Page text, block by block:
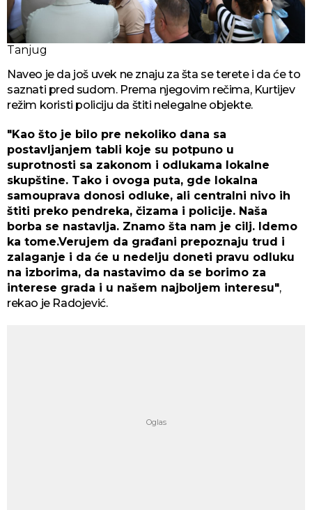
Tanjug
Naveo je da još uvek ne znaju za šta se terete i da će to
saznati pred sudom. Prema njegovim rečima, Kurtijev
režim koristi policiju da štiti nelegalne objekte.
"Kao što je bilo pre nekoliko dana sa
postavljanjem tabli koje su potpuno u
suprotnosti sa zakonom i odlukama lokalne
skupštine. Tako i ovoga puta, gde lokalna
samouprava donosi odluke, ali centralni nivo ih
štiti preko pendreka, čizama i policije. Naša
borba se nastavlja. Znamo šta nam je cilj. Idemo
ka tome.Verujem da građani prepoznaju trud i
zalaganje i da će u nedelju doneti pravu odluku
na izborima, da nastavimo da se borimo za
interese grada i u našem najboljem interesu",
rekao je Radojević.